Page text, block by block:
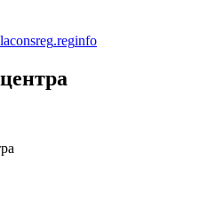
aconsreg.reginfo